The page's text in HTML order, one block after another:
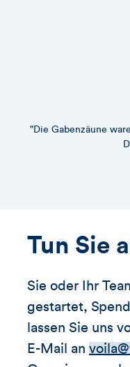
"Die Gabenzäune
Tun Sie
Sie oder Ihr
gestartet,
lassen Sie uns
E-Mail an